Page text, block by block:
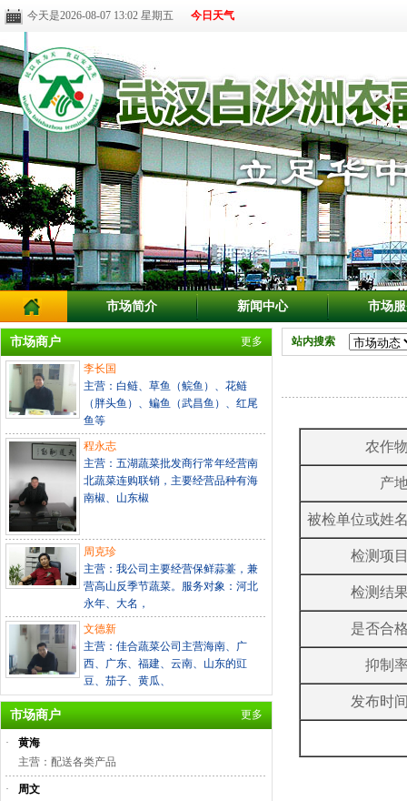
今天是2026-08-07 13:02 星期五 今日天气
市场简介 新闻中心 市场
市场商户 更多
李长国
主营：白鲢、草鱼（鲩鱼）、花鲢
（胖头鱼）、鳊鱼（武昌鱼）、红尾
鱼等
程永志
主营：五湖蔬菜批发商行常年经营南
北蔬菜连购联销，主要经营品种有海
南椒、山东椒
周克珍
主营：我公司主要经营保鲜蒜薹，兼
营高山反季节蔬菜。服务对象：河北
永年、大名，
文德新
主营：佳合蔬菜公司主营海南、广
西、广东、福建、云南、山东的豇
豆、茄子、黄瓜、
市场商户 更多
·
黄海
主营：配送各类产品
·
周文
站内搜索
农作
产
被检单位或姓
检测项
检测结
是否合
抑制
发布时